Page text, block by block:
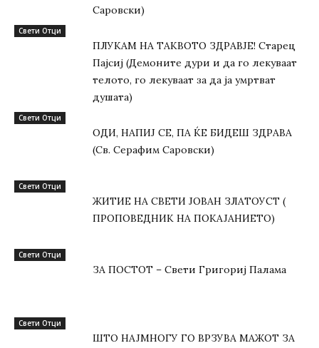
Саровски)
Свети Отци
ПЛУКАМ НА ТАКВОТО ЗДРАВЈЕ! Старец
Пајсиј (Демоните дури и да го лекуваат
телото, го лекуваат за да ја умртват
душата)
Свети Отци
ОДИ, НАПИЈ СЕ, ПА ЌЕ БИДЕШ ЗДРАВА
(Св. Серафим Саровски)
Свети Отци
ЖИТИЕ НА СВЕТИ ЈОВАН ЗЛАТОУСТ (
ПРОПОВЕДНИК НА ПОКАЈАНИЕТО)
Свети Отци
ЗА ПОСТОТ – Свети Григориј Палама
Свети Отци
ШТО НАЈМНОГУ ГО ВРЗУВА МАЖОТ ЗА